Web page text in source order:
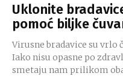
Uklonite
pomoć biljke
Virusne bradavice su vrlo
Iako nisu opasne po
smetaju nam prilikom